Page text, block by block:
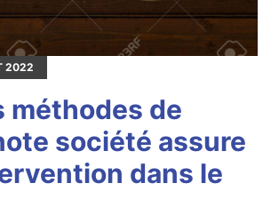
2022
méthodes de
société assure
dans le